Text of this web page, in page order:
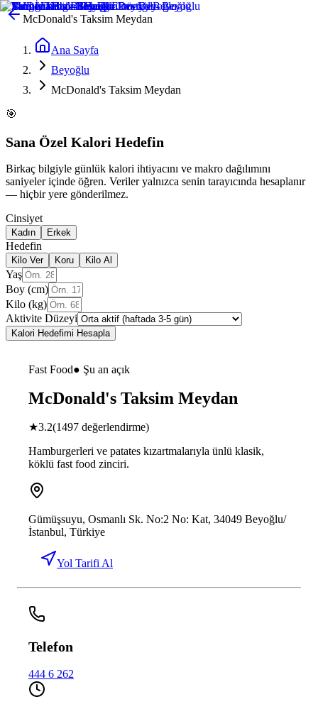
McDonald's Taksim Meydan
Ana Sayfa
Beyoğlu
McDonald's Taksim Meydan
🎯
Sana Özel Kalori Hedefin
Birkaç bilgiyle günlük kalori ihtiyacını ve makro dağılımını
saniyeler içinde öğren. Veriler yalnızca senin tarayıcında hesaplanır
— hiçbir yere gönderilmez.
Cinsiyet
Kadın Erkek
Hedefin
Kilo Ver Koru Kilo Al
Yaş
Boy (cm)
Kilo (kg)
Aktivite Düzeyi
Kalori Hedefimi Hesapla
Fast Food● Şu an açık
McDonald's Taksim Meydan
★3.2(1497 değerlendirme)
Hamburgerleri ve patates kızartmalarıyla ünlü klasik,
köklü fast food zinciri.
Gümüşsuyu, Osmanlı Sk. No:2 No: Kat, 34049 Beyoğlu/
İstanbul, Türkiye
Yol Tarifi Al
Telefon
444 6 262